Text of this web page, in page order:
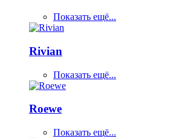
Показать ещё...
Rivian
Показать ещё...
Roewe
Показать ещё...